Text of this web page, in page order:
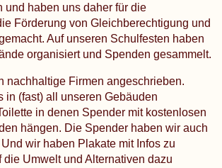
und haben uns daher für die
Förderung von Gleichberechtigung und
Auf unseren Schulfesten haben
organisiert und Spenden gesammelt.
nachhaltige Firmen angeschrieben.
in (fast) all unseren Gebäuden
in denen Spender mit kostenlosen
hängen. Die Spender haben wir auch
wir haben Plakate mit Infos zu
Umwelt und Alternativen dazu